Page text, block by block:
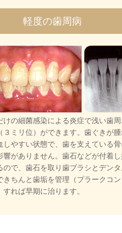
軽度の歯周病
けの細菌感染による炎症で浅い歯周
３ミリ位）ができます。歯ぐきが
しやすい状態で、歯を支えている骨
響がありません。歯石などが付着
ので、歯石を取り歯ブラシとデン
きちんと歯垢を管理（プラークコン
すれば早期に治ります。